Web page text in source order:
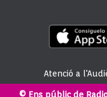
Atenció a
© Ens públic de